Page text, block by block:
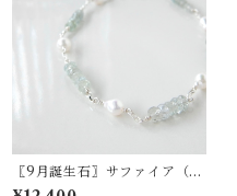
〖9月誕生石〗サファイア（ミ
ントグリーン）・アコヤパー